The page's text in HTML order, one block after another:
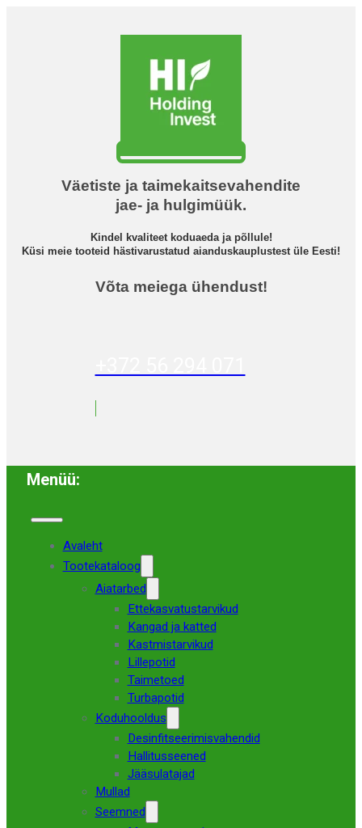
Väetiste ja taimekaitsevahendite
jae- ja hulgimüük.
Kindel kvaliteet koduaeda ja põllule!
Küsi meie tooteid hästivarustatud aianduskauplustest üle Eesti!
Võta meiega ühendust!
Menüü:
Avaleht
Tootekataloog
Aiatarbed
Ettekasvatustarvikud
Kangad ja katted
Kastmistarvikud
Lillepotid
Taimetoed
Turbapotid
Koduhooldus
Desinfitseerimisvahendid
Hallitusseened
Jääsulatajad
Mullad
Seemned